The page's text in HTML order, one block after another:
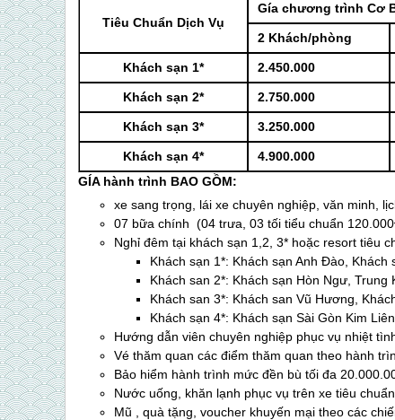
Tiêu Chuẩn Dịch Vụ
Gía chương trình Cơ
2 Khách/phòng
Khách sạn 1* 2.450.000
Khách sạn 2* 2.750.000
Khách sạn 3* 3.250.000
Khách sạn 4* 4.900.000
GÍA hành trình BAO GỒM:
xe sang trọng, lái xe chuyên nghiệp, văn minh,
07 bữa chính (04 trưa, 03 tối tiểu chuẩn
Nghỉ đêm tại khách sạn 1,2, 3* hoặc resort tiêu
Khách sạn 1*: Khách sạn Anh Đào, Khách
Khách san 2*: Khách sạn Hòn Ngư, Trung
Khách san 3*: Khách san Vũ Hương,
Khách sạn 4*: Khách sạn Sài Gòn Kim Liên
Hướng dẫn viên chuyên nghiệp phục vụ nhiệt
Vé thăm quan các điểm thăm quan theo hành
Bảo hiểm hành trình mức đền bù tối đa
Nước uống, khăn lạnh phục vụ trên xe tiêu
Mũ , quà tặng, voucher khuyến mại theo các